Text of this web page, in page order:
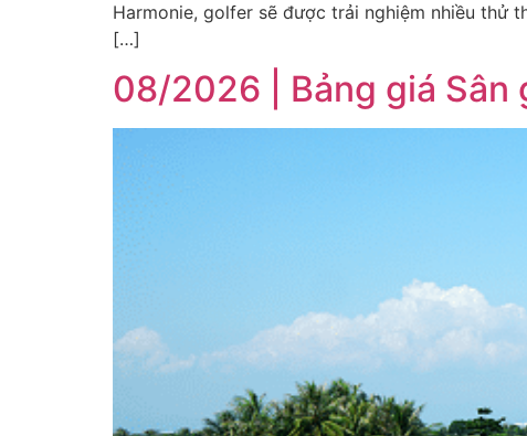
Harmonie, golfer sẽ được trải nghiệm nhiều thử
[…]
08/2026 | Bảng giá Sân